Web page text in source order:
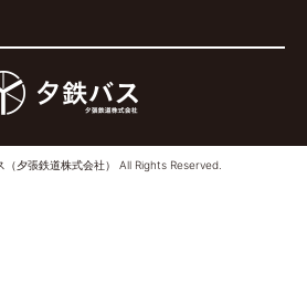
夕張鉄道株式会社） All Rights Reserved.